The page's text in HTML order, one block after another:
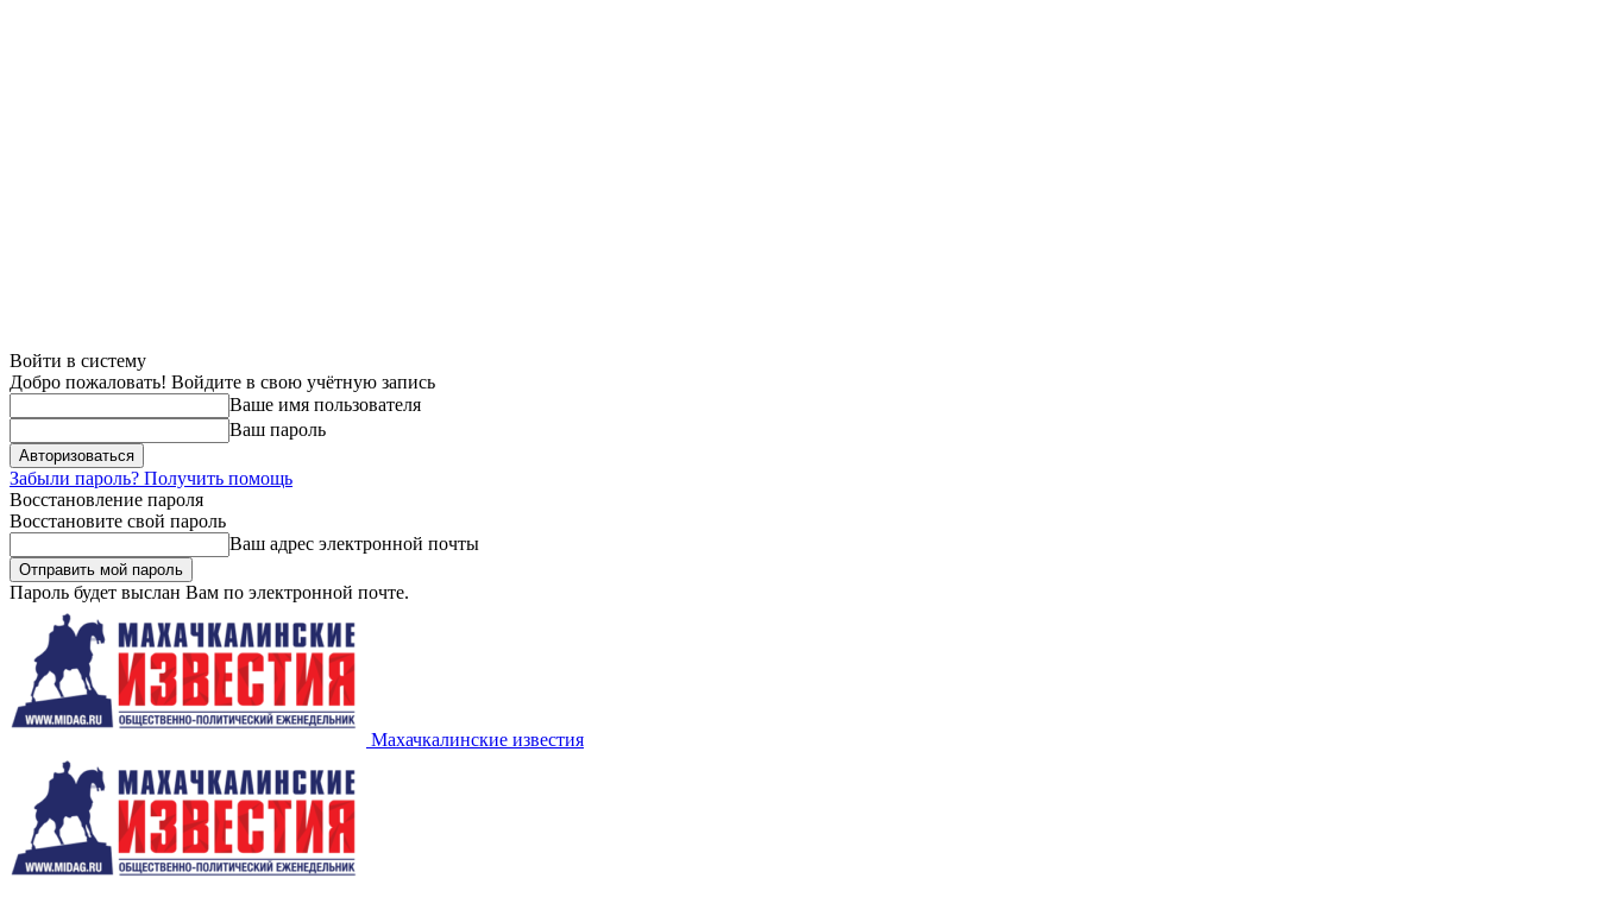
Войти в систему
Добро пожаловать! Войдите в свою учётную запись
Ваше имя пользователя
Ваш пароль
Забыли пароль? Получить помощь
Восстановление пароля
Восстановите свой пароль
Ваш адрес электронной почты
Пароль будет выслан Вам по электронной почте.
Махачкалинские известия